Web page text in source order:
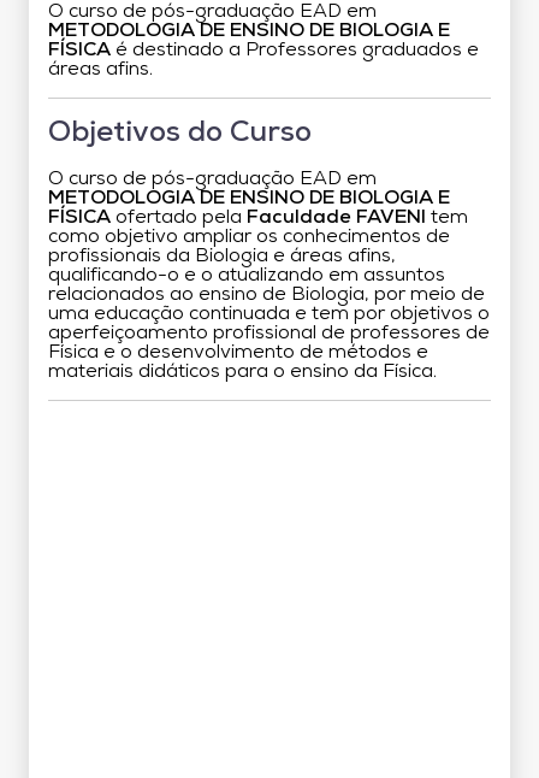
O curso de pós-graduação EAD em
METODOLOGIA DE ENSINO DE BIOLOGIA E
FÍSICA é destinado a Professores graduados e
áreas afins.
Objetivos do Curso
O curso de pós-graduação EAD em
METODOLOGIA DE ENSINO DE BIOLOGIA E
FÍSICA ofertado pela Faculdade FAVENI
tem
como objetivo ampliar os conhecimentos de
profissionais da Biologia e áreas afins,
qualificando-o e o atualizando em assuntos
relacionados ao ensino de Biologia, por meio de
uma educação continuada e tem por objetivos o
aperfeiçoamento profissional de professores de
Física e o desenvolvimento de métodos e
materiais didáticos para o ensino da Física.